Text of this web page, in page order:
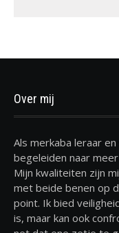
Over mij
Als merkaba leraar
begeleiden naar
Mijn kwaliteiten zijn
met beide benen op
point. Ik bied
is, maar kan ook